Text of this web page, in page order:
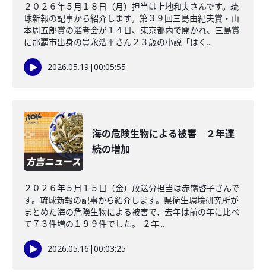
２０２６年５月１８日（月）担当は上地和夫さんです。琉
球新報の記事から紹介します。第３９回三島由紀夫賞・山
本周五郎賞の選考会が１４日、東京都内で開かれ、三島賞
に那覇市出身の豊永浩平さん２３歳の小説「はく...
2026.05.19 |00:05:55
海の危険生物による被害 ２年連
続の増加
２０２６年５月１５日（金）放送分担当は赤嶺啓子さんで
す。琉球新報の記事から紹介します。県衛生環境研究所が
まとめた海の危険生物による被害で、去年は前の年に比べ
て７３件増の１９９件でした。 ２年...
2026.05.16 |00:03:25